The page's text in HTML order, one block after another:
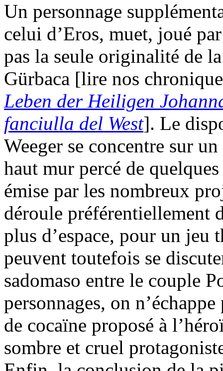
Un personnage
celui d’Eros, muet, joué
pas la seule originalité de
Gürbaca [lire nos
Leben der Heiligen
fanciulla del West]. Le
Weeger se concentre sur
haut mur percé de
émise par les nombreux
déroule préférentiellement
plus d’espace, pour un
peuvent toutefois se
sadomaso entre le couple
personnages, on
de cocaïne proposé à
sombre et cruel